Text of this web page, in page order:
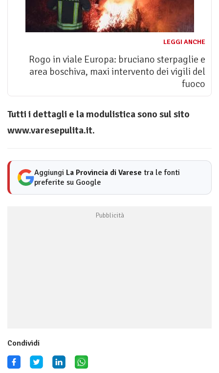
LEGGI ANCHE
Rogo in viale Europa: bruciano sterpaglie e
area boschiva, maxi intervento dei vigili del
fuoco
Tutti i dettagli e la modulistica sono sul sito
www.varesepulita.it.
Aggiungi La Provincia di Varese tra le fonti
preferite su Google
Condividi